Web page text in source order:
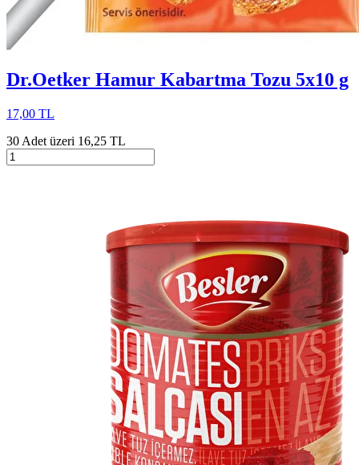
Dr.Oetker Hamur Kabartma Tozu 5x10 g
17,00 TL
30 Adet üzeri 16,25 TL